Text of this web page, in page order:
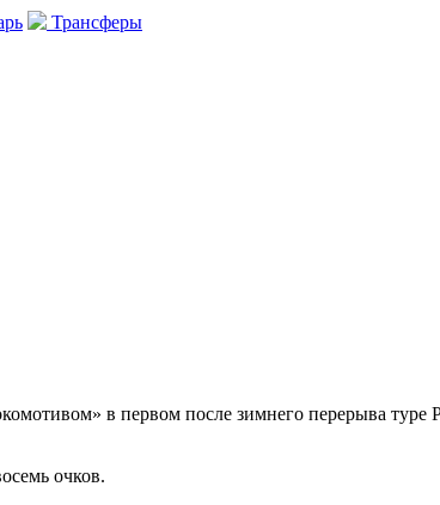
Трансферы
в первом после зимнего перерыва
очков.